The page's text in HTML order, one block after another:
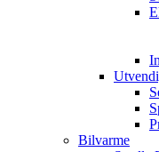
Bilvarme